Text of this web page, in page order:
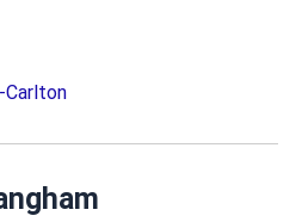
心有時酒店自助餐某啲酒店餐
如Expedia)
用卡批核日起計之過去12個月
Carlton